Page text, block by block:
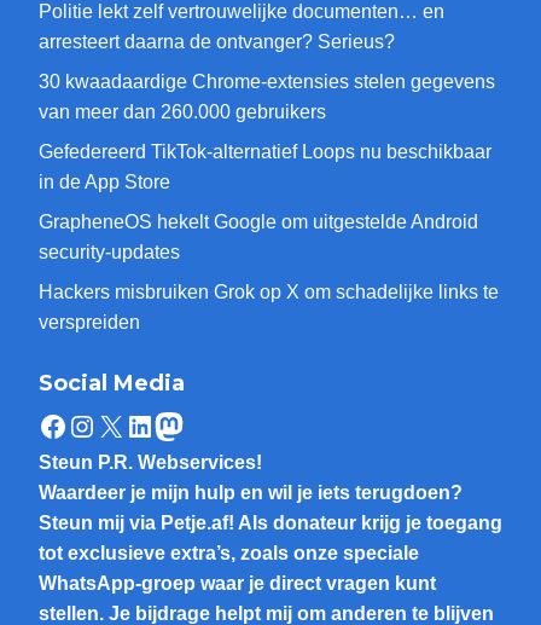
Politie lekt zelf vertrouwelijke documenten… en
arresteert daarna de ontvanger? Serieus?
30 kwaadaardige Chrome-extensies stelen gegevens
van meer dan 260.000 gebruikers
Gefedereerd TikTok-alternatief Loops nu beschikbaar
in de App Store
GrapheneOS hekelt Google om uitgestelde Android
security-updates
Hackers misbruiken Grok op X om schadelijke links te
verspreiden
Social Media
Facebook
Instagram
X LinkedIn
Mastodon
Steun P.R. Webservices!
Waardeer je mijn hulp en wil je iets terugdoen?
Steun mij via Petje.af! Als donateur krijg je toegang
tot exclusieve extra’s, zoals onze speciale
WhatsApp-groep waar je direct vragen kunt
stellen. Je bijdrage helpt mij om anderen te blijven